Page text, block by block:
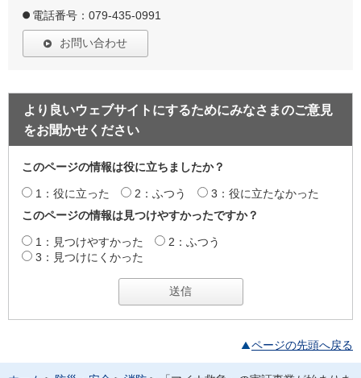
電話番号：079-435-0991
お問い合わせ
より良いウェブサイトにするためにみなさまのご意見
をお聞かせください
このページの情報は役に立ちましたか？
1：役に立った 2：ふつう
3：役に立たなかった
このページの情報は見つけやすかったですか？
1：見つけやすかった
2：ふつう
3：見つけにくかった
ページの先頭へ戻る